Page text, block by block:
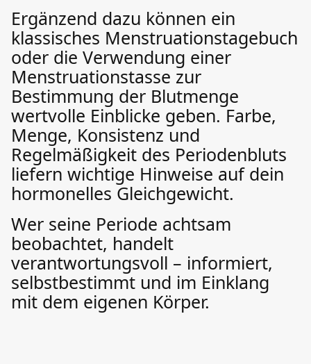
Ergänzend dazu können ein
klassisches Menstruationstagebuch
oder die Verwendung einer
Menstruationstasse zur
Bestimmung der Blutmenge
wertvolle Einblicke geben. Farbe,
Menge, Konsistenz und
Regelmäßigkeit des Periodenbluts
liefern wichtige Hinweise auf dein
hormonelles Gleichgewicht.
Wer seine Periode achtsam
beobachtet, handelt
verantwortungsvoll – informiert,
selbstbestimmt und im Einklang
mit dem eigenen Körper.